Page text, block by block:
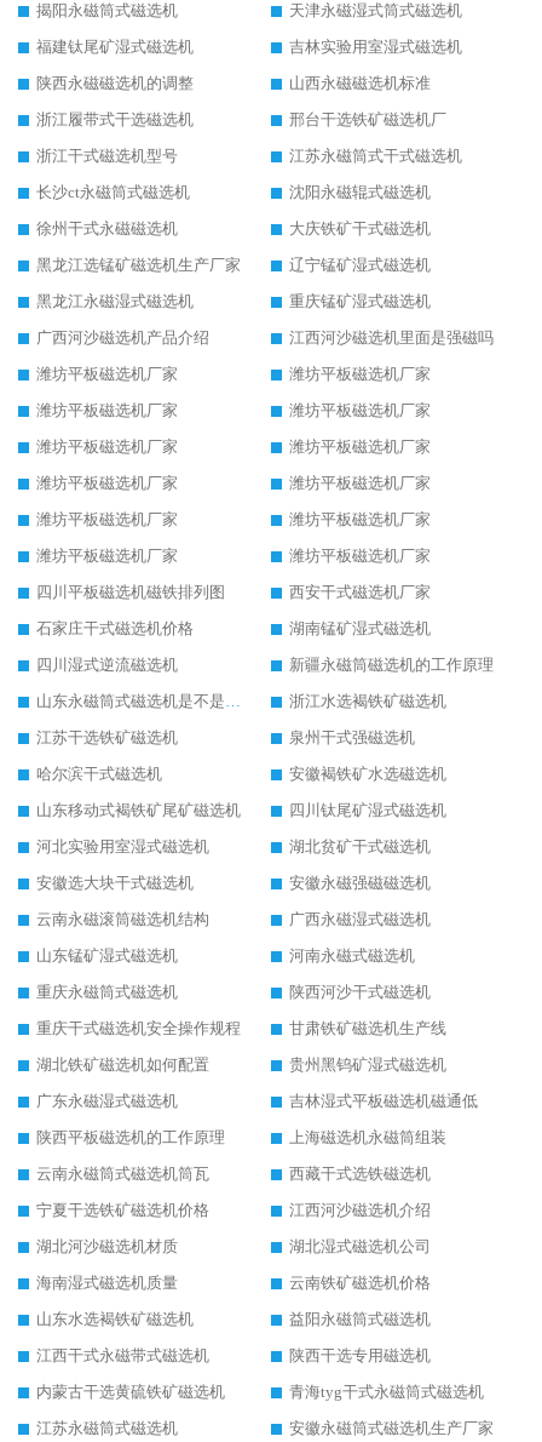
揭阳永磁筒式磁选机
天津永磁湿式筒式磁选机
福建钛尾矿湿式磁选机
吉林实验用室湿式磁选机
陕西永磁磁选机的调整
山西永磁磁选机标准
浙江履带式干选磁选机
邢台干选铁矿磁选机厂
浙江干式磁选机型号
江苏永磁筒式干式磁选机
长沙ct永磁筒式磁选机
沈阳永磁辊式磁选机
徐州干式永磁磁选机
大庆铁矿干式磁选机
黑龙江选锰矿磁选机生产厂家
辽宁锰矿湿式磁选机
黑龙江永磁湿式磁选机
重庆锰矿湿式磁选机
广西河沙磁选机产品介绍
江西河沙磁选机里面是强磁吗
潍坊平板磁选机厂家
潍坊平板磁选机厂家
潍坊平板磁选机厂家
潍坊平板磁选机厂家
潍坊平板磁选机厂家
潍坊平板磁选机厂家
潍坊平板磁选机厂家
潍坊平板磁选机厂家
潍坊平板磁选机厂家
潍坊平板磁选机厂家
潍坊平板磁选机厂家
潍坊平板磁选机厂家
四川平板磁选机磁铁排列图
西安干式磁选机厂家
石家庄干式磁选机价格
湖南锰矿湿式磁选机
四川湿式逆流磁选机
新疆永磁筒磁选机的工作原理
山东永磁筒式磁选机是不是强磁
浙江水选褐铁矿磁选机
江苏干选铁矿磁选机
泉州干式强磁选机
哈尔滨干式磁选机
安徽褐铁矿水选磁选机
山东移动式褐铁矿尾矿磁选机
四川钛尾矿湿式磁选机
河北实验用室湿式磁选机
湖北贫矿干式磁选机
安徽选大块干式磁选机
安徽永磁强磁磁选机
云南永磁滚筒磁选机结构
广西永磁湿式磁选机
山东锰矿湿式磁选机
河南永磁式磁选机
重庆永磁筒式磁选机
陕西河沙干式磁选机
重庆干式磁选机安全操作规程
甘肃铁矿磁选机生产线
湖北铁矿磁选机如何配置
贵州黑钨矿湿式磁选机
广东永磁湿式磁选机
吉林湿式平板磁选机磁通低
陕西平板磁选机的工作原理
上海磁选机永磁筒组装
云南永磁筒式磁选机筒瓦
西藏干式选铁磁选机
宁夏干选铁矿磁选机价格
江西河沙磁选机介绍
湖北河沙磁选机材质
湖北湿式磁选机公司
海南湿式磁选机质量
云南铁矿磁选机价格
山东水选褐铁矿磁选机
益阳永磁筒式磁选机
江西干式永磁带式磁选机
陕西干选专用磁选机
内蒙古干选黄硫铁矿磁选机
青海tyg干式永磁筒式磁选机
江苏永磁筒式磁选机
安徽永磁筒式磁选机生产厂家